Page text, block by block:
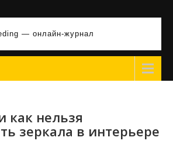
— онлайн-журнал
как нельзя
зеркала в интерьере